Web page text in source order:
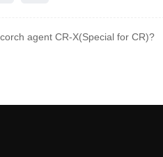
agent CR-X(Special for CR)?